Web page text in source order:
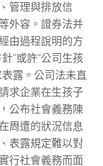
管理與排放信
外容。證券法并
由過程說明的方
”或許“公司生孩
露。公司法未直
求企業在生孩子
公布社會義務陳
周遭的狀況信息
表露規定難以對
行社會義務而面